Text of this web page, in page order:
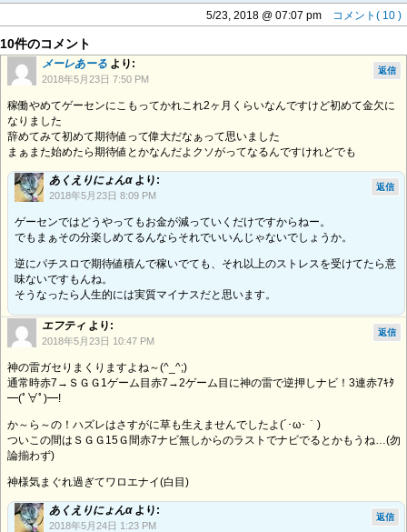
5/23, 2018 @ 07:07 pm コメント( 10 )
10件のコメント
メーレあーる より:
2018年5月23日 7:50 PM
稼働やめてゲーセンにこもってかれこれ2ヶ月くらいなんですけど初めて金欠に
なりました
辞めてみて初めて期待値って偉大だなぁって思いました
まぁまた始めたら期待値とかなんだよクソがってなるんですけれどでも
返信
あくえりにょんα より:
2018年5月23日 8:09 PM
ゲーセンではどうやってもお金が減っていくだけですからねー。
でもまぁその分楽しめてるんならそれでいいんじゃないでしょうか。
逆にパチスロで期待値積んで稼いでても、それ以上のストレスを受けてたら意
味ないですもんね。
そうなったら人生的には実質マイナスだと思います。
返信
エフティ より:
2018年5月23日 10:47 PM
神の雷ガセりまくりますよね～(^_^;)
通常時赤7→ＳＧＧ1ゲーム目赤7→2ゲーム目に神の雷で逆押しナビ！3連赤7ｷﾀ
━(ﾟ∀ﾟ)━!
か～ら～の！ハズレはさすがに草も生えませんでしたよ(´･ω･｀)
ついこの間はＳＧＧ15Ｇ間赤7ナビ無しからのラストでナビでるとかもうね…(勿
論揃わず)
神様気まぐれ過ぎてワロエナイ(白目)
返信
あくえりにょんα より:
2018年5月24日 1:23 PM
返信